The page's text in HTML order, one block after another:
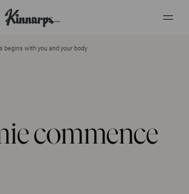
begins with you and your body
commence